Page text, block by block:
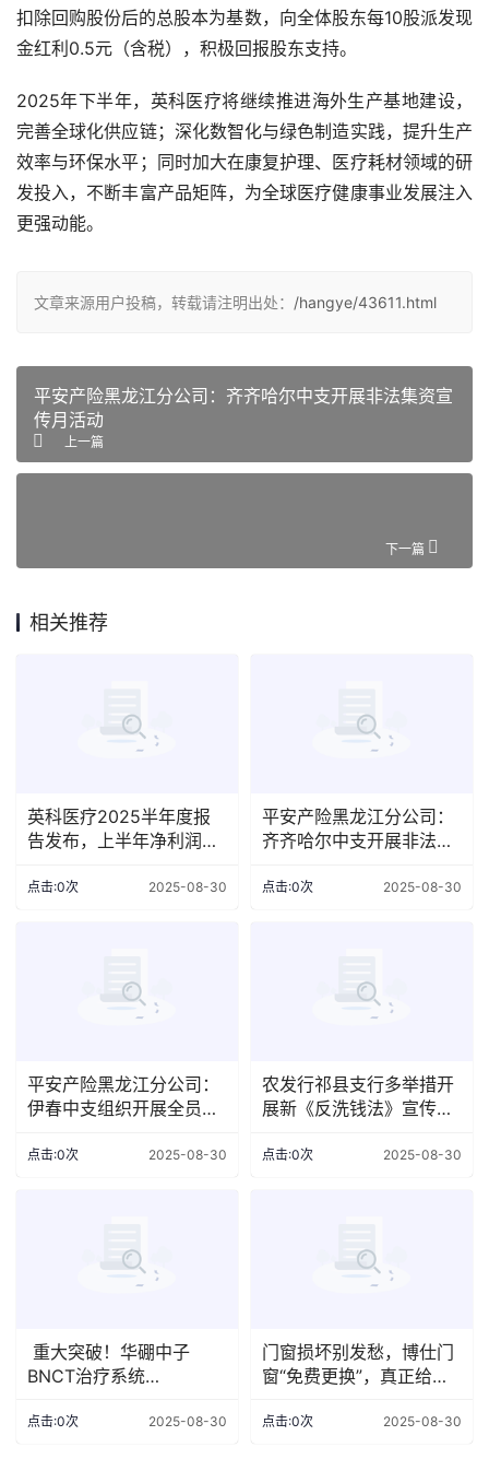
扣除回购股份后的总股本为基数，向全体股东每10股派发现
金红利0.5元（含税），积极回报股东支持。
2025年下半年，英科医疗将继续推进海外生产基地建设，
完善全球化供应链；深化数智化与绿色制造实践，提升生产
效率与环保水平；同时加大在康复护理、医疗耗材领域的研
发投入，不断丰富产品矩阵，为全球医疗健康事业发展注入
更强动能。
文章来源用户投稿，转载请注明出处： /hangye/43611.html
平安产险黑龙江分公司：齐齐哈尔中支开展非法集资宣
传月活动
上一篇
下一篇
相关推荐
英科医疗2025半年度报
告发布，上半年净利润同
点击:0次 2025-08-30
平安产险黑龙江分公司：
齐齐哈尔中支开展非法集
点击:0次 2025-08-30
平安产险黑龙江分公司：
伊春中支组织开展全员安
点击:0次 2025-08-30
农发行祁县支行多举措开
展新《反洗钱法》宣传活
点击:0次 2025-08-30
​ 重大突破！华硼中子
BNCT治疗系统
检验
点击:0次 2025-08-30
门窗损坏别发愁，博仕门
窗“免费更换”，真正给家
点击:0次 2025-08-30